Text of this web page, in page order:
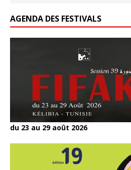
AGENDA DES FESTIVALS
du 23 au 29 août 2026